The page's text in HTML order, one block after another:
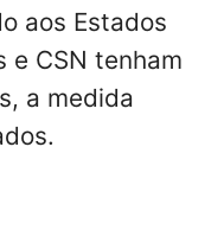
aos Estados
e CSN tenham
a medida